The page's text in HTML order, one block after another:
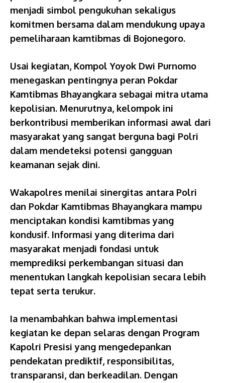
menjadi simbol pengukuhan sekaligus
komitmen bersama dalam mendukung upaya
pemeliharaan kamtibmas di Bojonegoro.
Usai kegiatan, Kompol Yoyok Dwi Purnomo
menegaskan pentingnya peran Pokdar
Kamtibmas Bhayangkara sebagai mitra utama
kepolisian. Menurutnya, kelompok ini
berkontribusi memberikan informasi awal dari
masyarakat yang sangat berguna bagi Polri
dalam mendeteksi potensi gangguan
keamanan sejak dini.
Wakapolres menilai sinergitas antara Polri
dan Pokdar Kamtibmas Bhayangkara mampu
menciptakan kondisi kamtibmas yang
kondusif. Informasi yang diterima dari
masyarakat menjadi fondasi untuk
memprediksi perkembangan situasi dan
menentukan langkah kepolisian secara lebih
tepat serta terukur.
Ia menambahkan bahwa implementasi
kegiatan ke depan selaras dengan Program
Kapolri Presisi yang mengedepankan
pendekatan prediktif, responsibilitas,
transparansi, dan berkeadilan. Dengan